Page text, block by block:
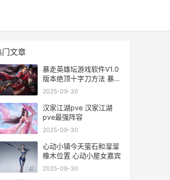
门文章
暴走英雄坛游戏软件V1.0
版本绝顶十字刀方法 暴走
英雄坛游戏攻略
2025-09-30
汉家江湖pve 汉家江湖
pve最强阵容
2025-09-30
心动小镇今天萤石和溜溜
橡木位置 心动小屋女嘉宾
2025-09-30